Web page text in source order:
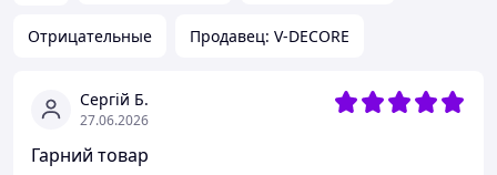
Отрицательные Продавец: V-DECORE
Сергій Б.
27.06.2026
Гарний товар